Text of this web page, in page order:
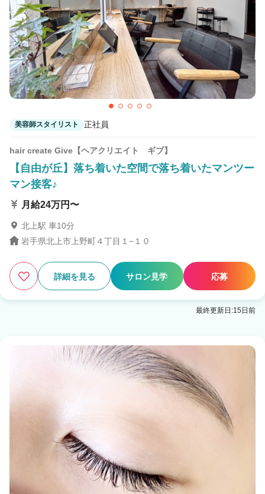
美容師スタイリスト 正社員
hair create Give【ヘアクリエイト ギブ】
【自由が丘】落ち着いた空間で落ち着いたマンツー
マン接客♪
月給24万円〜
北上駅 車10分
岩手県北上市上野町４丁目１−１０
詳細を見る サロン見学 応募
最終更新日:15日前